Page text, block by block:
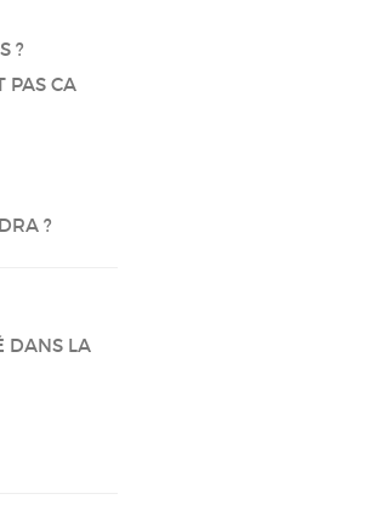
?
PAS CA
?
DANS LA